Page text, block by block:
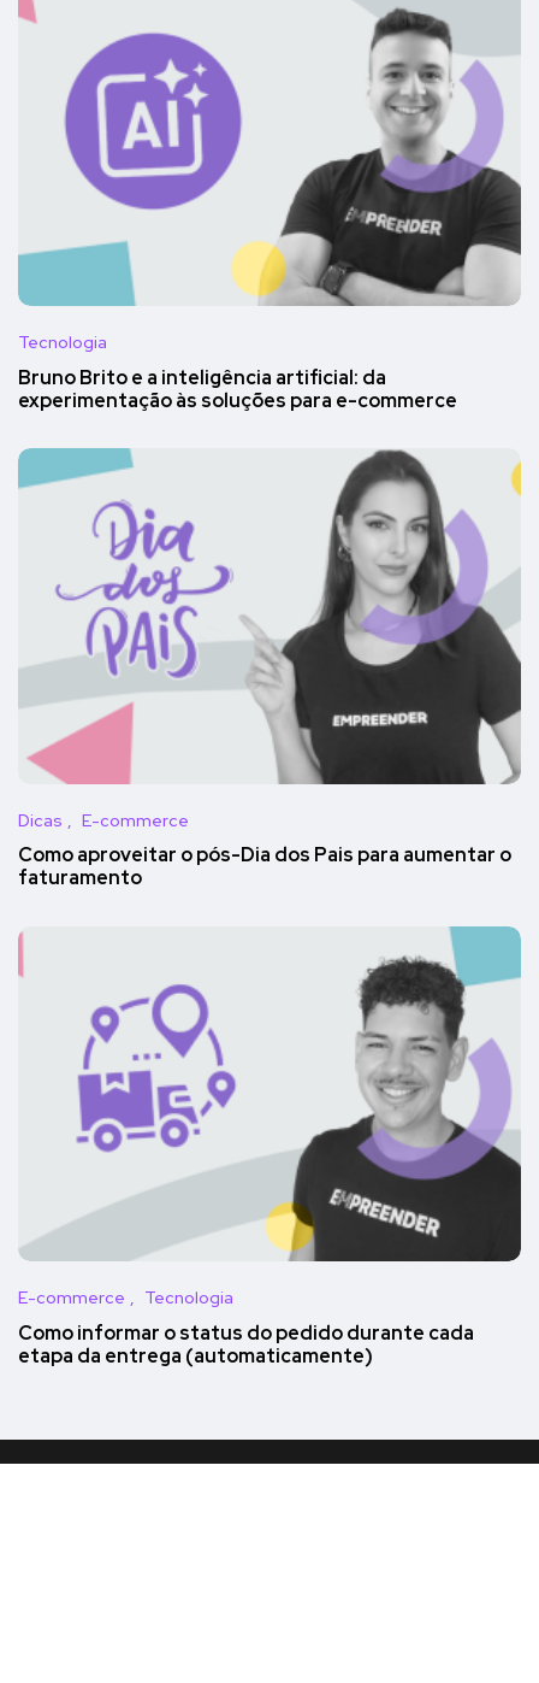
Tecnologia
Bruno Brito e a inteligência artificial: da
experimentação às soluções para e-commerce
Dicas E-commerce
Como aproveitar o pós-Dia dos Pais para aumentar o
faturamento
E-commerce Tecnologia
Como informar o status do pedido durante cada
etapa da entrega (automaticamente)